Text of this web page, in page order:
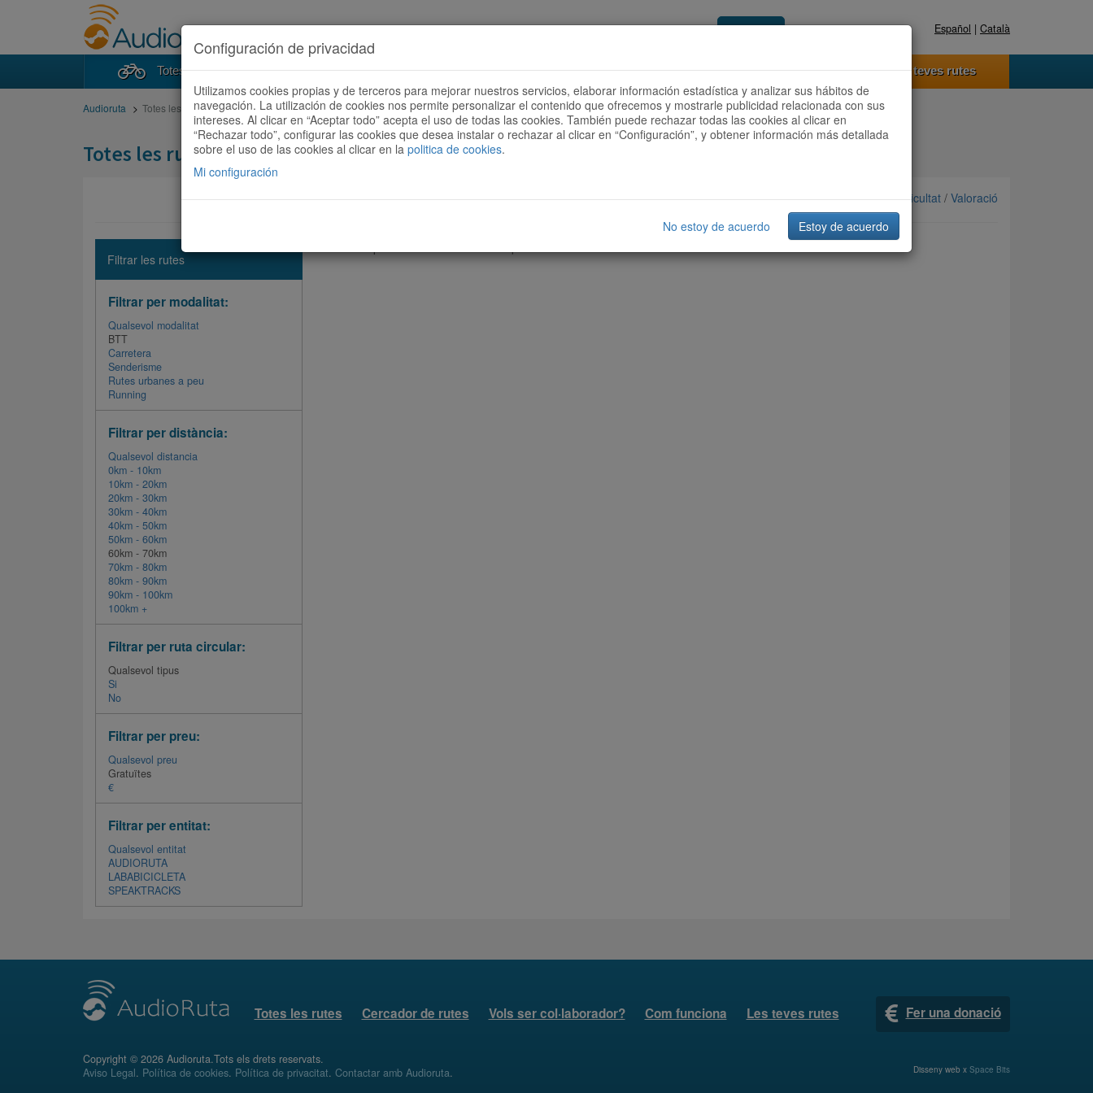
Accedeix Registra't ara Español | Català
Totes les rutes Cercador de rutes Vols ser col·laborador? Com funciona Les teves rutes
Audioruta Totes les rutes
Totes les rutes
Ordenar per: Més recents /Dificultat / Valoració
Filtrar les rutes
Filtrar per modalitat:
Qualsevol modalitat
BTT
Carretera
Senderisme
Rutes urbanes a peu
Running
Filtrar per distància:
Qualsevol distancia
0km - 10km
10km - 20km
20km - 30km
30km - 40km
40km - 50km
50km - 60km
60km - 70km
70km - 80km
80km - 90km
90km - 100km
100km +
Filtrar per ruta circular:
Qualsevol tipus
Si
No
Filtrar per preu:
Qualsevol preu
Gratuïtes
€
Filtrar per entitat:
Qualsevol entitat
AUDIORUTA
LABABICICLETA
SPEAKTRACKS
Totes les rutes Cercador de rutes Vols ser col·laborador? Com funciona Les teves rutes Fer una donació
Copyright © 2026 Audioruta.Tots els drets reservats.
Aviso Legal. Política de cookies. Política de privacitat. Contactar amb Audioruta. Disseny web x Space Bits
Configuración de privacidad
Utilizamos cookies propias y de terceros para mejorar nuestros servicios, elaborar información estadística y analizar sus hábitos de
navegación. La utilización de cookies nos permite personalizar el contenido que ofrecemos y mostrarle publicidad relacionada con sus
intereses. Al clicar en “Aceptar todo” acepta el uso de todas las cookies. También puede rechazar todas las cookies al clicar en
“Rechazar todo”, configurar las cookies que desea instalar o rechazar al clicar en “Configuración”, y obtener información más detallada
sobre el uso de las cookies al clicar en la politica de cookies.
Mi configuración
No estoy de acuerdo Estoy de acuerdo